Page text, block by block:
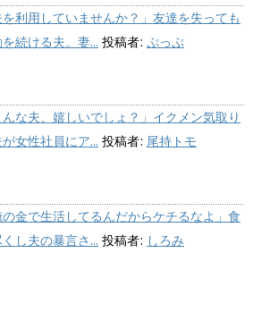
を利用していませんか？」友達を失っても
続ける夫。妻... 投稿者: ぷっぷ
んな夫、嬉しいでしょ？」イクメン気取り
女性社員にア... 投稿者: 尾持トモ
の金で生活してるんだからケチるなよ」食
し夫の暴言さ... 投稿者: しろみ